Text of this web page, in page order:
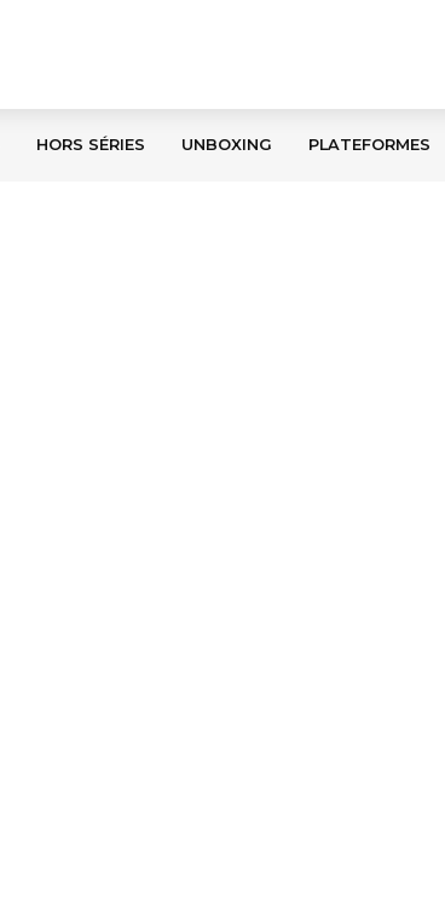
HORS SÉRIES UNBOXING PLATEFORMES